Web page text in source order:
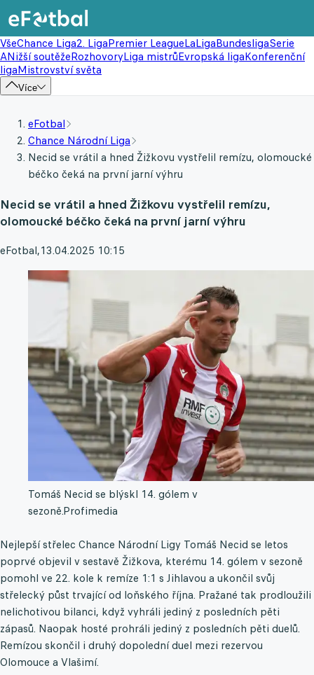
VšeChance Liga2. LigaPremier LeagueLaLigaBundesligaSerie
ANižší soutěžeRozhovoryLiga mistrůEvropská ligaKonferenční
ligaMistrovství světa
Více
eFotbal
Chance Národní Liga
Necid se vrátil a hned Žižkovu vystřelil remízu, olomoucké
béčko čeká na první jarní výhru
Necid se vrátil a hned Žižkovu vystřelil remízu,
olomoucké béčko čeká na první jarní výhru
eFotbal,13.04.2025 10:15
Tomáš Necid se blýskl 14. gólem v
sezoně.Profimedia
Nejlepší střelec Chance Národní Ligy Tomáš Necid se letos
poprvé objevil v sestavě Žižkova, kterému 14. gólem v sezoně
pomohl ve 22. kole k remíze 1:1 s Jihlavou a ukončil svůj
střelecký půst trvající od loňského října. Pražané tak prodloužili
nelichotivou bilanci, když vyhráli jediný z posledních pěti
zápasů. Naopak hosté prohráli jediný z posledních pěti duelů.
Remízou skončil i druhý dopolední duel mezi rezervou
Olomouce a Vlašimí.